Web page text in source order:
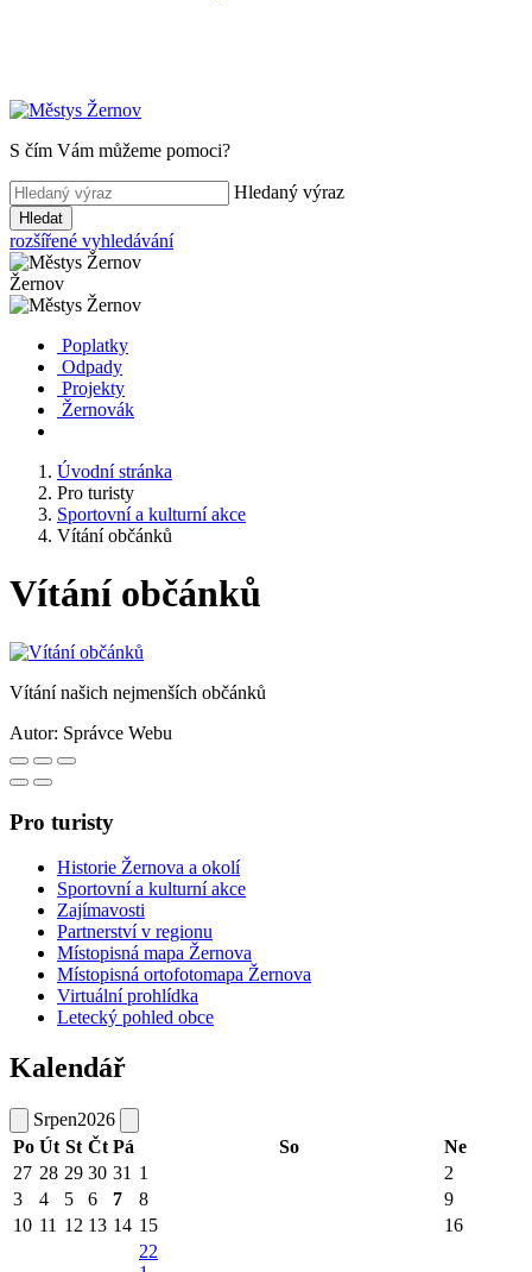
S čím Vám můžeme pomoci?
Hledaný výraz
Hledat
rozšířené vyhledávání
Žernov
Poplatky
Odpady
Projekty
Žernovák
Úvodní stránka
Pro turisty
Sportovní a kulturní akce
Vítání občánků
Vítání občánků
Vítání našich nejmenších občánků
Autor: Správce Webu
Pro turisty
Historie Žernova a okolí
Sportovní a kulturní akce
Zajímavosti
Partnerství v regionu
Místopisná mapa Žernova
Místopisná ortofotomapa Žernova
Virtuální prohlídka
Letecký pohled obce
Kalendář
Srpen2026
Po Út St Čt Pá So
Ne
27 28 29 30 31 1
2
3
4 5 6 7 8
9
10 11 12 13 14 15
16
22